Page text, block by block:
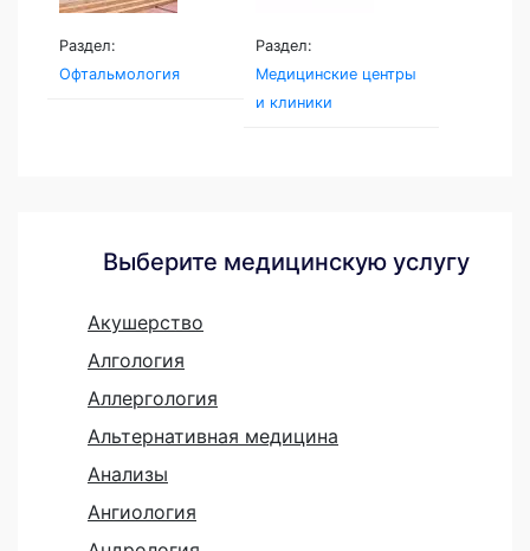
Раздел:
Офтальмология
Раздел:
Медицинские центры
и клиники
Выберите медицинскую услугу
Акушерство
Алгология
Аллергология
Альтернативная медицина
Анализы
Ангиология